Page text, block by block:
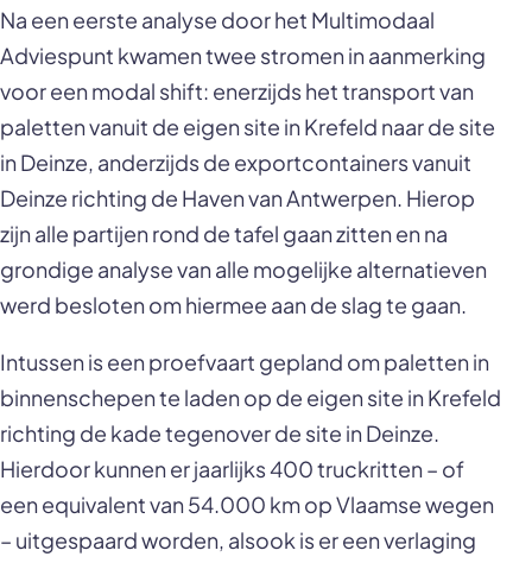
Na een eerste analyse door het Multimodaal
Adviespunt kwamen twee stromen in aanmerking
voor een modal shift: enerzijds het transport van
paletten vanuit de eigen site in Krefeld naar de site
in Deinze, anderzijds de exportcontainers vanuit
Deinze richting de Haven van Antwerpen. Hierop
zijn alle partijen rond de tafel gaan zitten en na
grondige analyse van alle mogelijke alternatieven
werd besloten om hiermee aan de slag te gaan.
Intussen is een proefvaart gepland om paletten in
binnenschepen te laden op de eigen site in Krefeld
richting de kade tegenover de site in Deinze.
Hierdoor kunnen er jaarlijks 400 truckritten – of
een equivalent van 54.000 km op Vlaamse wegen
– uitgespaard worden, alsook is er een verlaging